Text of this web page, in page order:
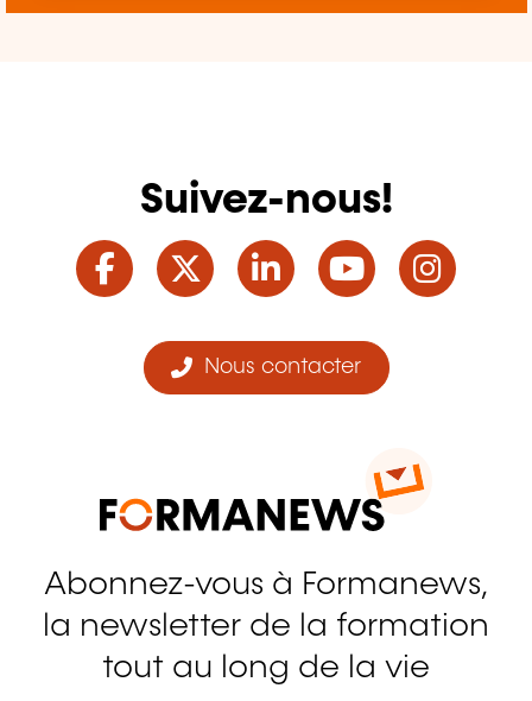
Suivez-nous!
Facebook
TwitterLinkedInYouTube
Nous contacter
Abonnez-vous à Formanews,
la newsletter de la formation
tout au long de la vie